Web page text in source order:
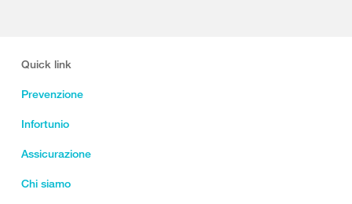
Quick link
Prevenzione
Infortunio
Assicurazione
Chi siamo